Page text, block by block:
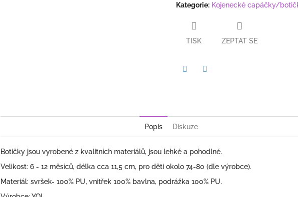
Kategorie: Kojenecké capáčky/
TISK ZEPTAT SE
Popis Diskuze
Botičky jsou vyrobené z kvalitních materiálů, jsou lehké a pohodlné.
Velikost: 6 - 12 měsíců, délka cca 11,5 cm, pro děti okolo 74-80 (dle výrobce).
Materiál: svršek- 100% PU, vnitřek 100% bavlna, podrážka 100% PU.